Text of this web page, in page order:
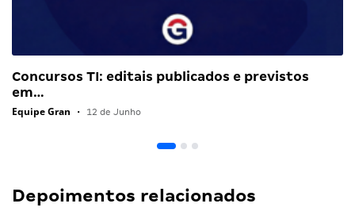
Concursos TI: editais publicados e previstos
em…
Equipe Gran • 12 de Junho
Depoimentos relacionados